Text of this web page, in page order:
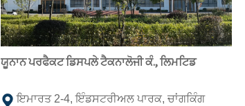
ਯੂਨਾਨ ਪਰਫੈਕਟ ਡਿਸਪਲੇ ਟੈਕਨਾਲੋਜੀ ਕੰ., ਲਿਮਟਿਡ
ਇਮਾਰਤ 2-4, ਇੰਡਸਟਰੀਅਲ ਪਾਰਕ, ​​ਚਾਂਗਕਿੰਗ